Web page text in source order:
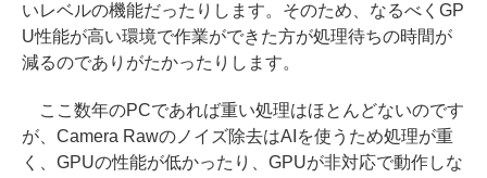
いレベルの機能だったりします。そのため、なるべくGP
U性能が高い環境で作業ができた方が処理待ちの時間が
減るのでありがたかったりします。
ここ数年のPCであれば重い処理はほとんどないのです
が、Camera Rawのノイズ除去はAIを使うため処理が重
く、GPUの性能が低かったり、GPUが非対応で動作しな